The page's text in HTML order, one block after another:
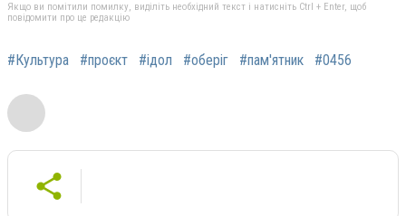
Якщо ви помітили помилку, виділіть необхідний текст і натисніть Ctrl + Enter, щоб
повідомити про це редакцію
#Культура #проєкт #ідол #оберіг #пам'ятник #0456